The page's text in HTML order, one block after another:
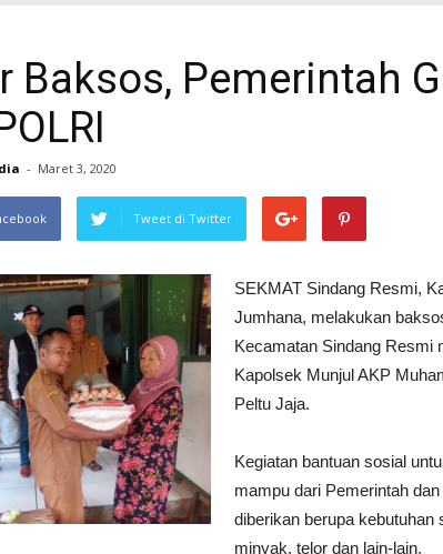
Baksos, Pemerintah
- Maret 3, 2020
Tweet di Twitter
SEKMAT Sindang Resmi,
Jumhana, melakukan
Kecamatan Sindang Resmi
Kapolsek Munjul AKP
Peltu Jaja.
Kegiatan bantuan sosial
mampu dari Pemerintah
diberikan berupa kebutuhan
minyak, telor dan lain-lain.